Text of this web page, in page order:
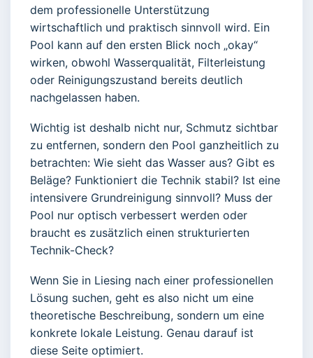
dem professionelle Unterstützung
wirtschaftlich und praktisch sinnvoll wird. Ein
Pool kann auf den ersten Blick noch „okay“
wirken, obwohl Wasserqualität, Filterleistung
oder Reinigungszustand bereits deutlich
nachgelassen haben.
Wichtig ist deshalb nicht nur, Schmutz sichtbar
zu entfernen, sondern den Pool ganzheitlich zu
betrachten: Wie sieht das Wasser aus? Gibt es
Beläge? Funktioniert die Technik stabil? Ist eine
intensivere Grundreinigung sinnvoll? Muss der
Pool nur optisch verbessert werden oder
braucht es zusätzlich einen strukturierten
Technik-Check?
Wenn Sie in Liesing nach einer professionellen
Lösung suchen, geht es also nicht um eine
theoretische Beschreibung, sondern um eine
konkrete lokale Leistung. Genau darauf ist
diese Seite optimiert.